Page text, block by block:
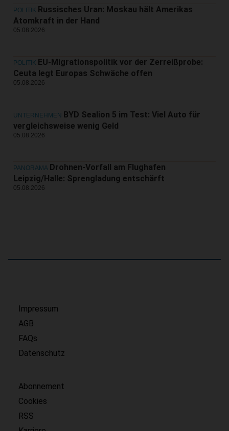
POLITIK Russisches Uran: Moskau hält Amerikas
Atomkraft in der Hand
05.08.2026
POLITIK EU-Migrationspolitik vor der Zerreißprobe:
Ceuta legt Europas Schwäche offen
05.08.2026
UNTERNEHMEN BYD Sealion 5 im Test: Viel Auto für
vergleichsweise wenig Geld
05.08.2026
PANORAMA Drohnen-Vorfall am Flughafen
Leipzig/Halle: Sprengladung entschärft
05.08.2026
Impressum
AGB
FAQs
Datenschutz
Abonnement
Cookies
RSS